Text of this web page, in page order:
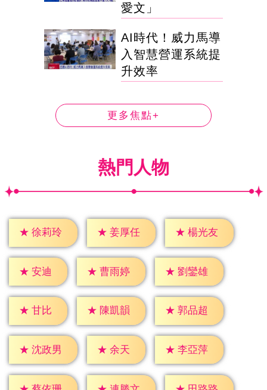
愛文」
AI時代！威力馬導
入智慧營運系統提
升效率
更多焦點+
熱門人物
★ 徐莉玲 ★ 姜厚任 ★ 楊光友
★ 安迪 ★ 曹雨婷 ★ 劉鑾雄
★ 甘比 ★ 陳凱韻 ★ 郭品超
★ 沈政男 ★ 余天 ★ 李亞萍